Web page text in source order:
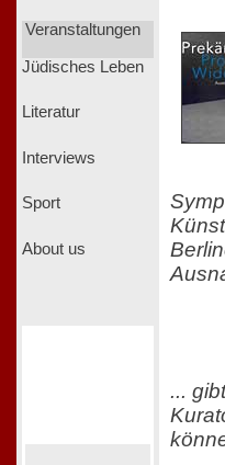
Veranstaltungen
Jüdisches Leben
Literatur
Interviews
Sport
About us
...